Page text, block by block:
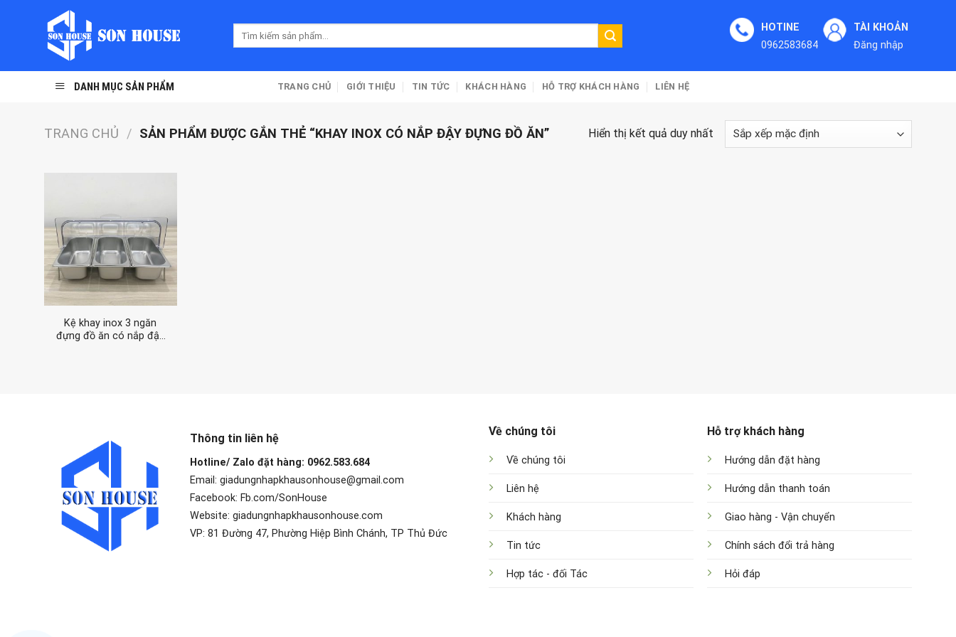
HOTINE
0962583684
TÀI KHOẢN
Đăng nhập
DANH MỤC SẢN PHẨM TRANG CHỦ GIỚI THIỆU TIN TỨC KHÁCH HÀNG HỖ TRỢ KHÁCH HÀNG LIÊN HỆ
TRANG CHỦ / SẢN PHẨM ĐƯỢC GẮN THẺ “KHAY INOX CÓ NẮP ĐẬY ĐỰNG ĐỒ ĂN” Hiển thị kết quả duy nhất
Kệ khay inox 3 ngăn
đựng đồ ăn có nắp đậy
Thông tin liên hệ
Hotline/ Zalo đặt hàng: 0962.583.684
Email: giadungnhapkhausonhouse@gmail.com
Facebook: Fb.com/SonHouse
Website: giadungnhapkhausonhouse.com
VP: 81 Đường 47, Phường Hiệp Bình Chánh, TP Thủ Đức
Về chúng tôi
Về chúng tôi
Liên hệ
Khách hàng
Tin tức
Hợp tác - đối Tác
Hỗ trợ khách hàng
Hướng dẫn đặt hàng
Hướng dẫn thanh toán
Giao hàng - Vận chuyển
Chính sách đổi trả hàng
Hỏi đáp